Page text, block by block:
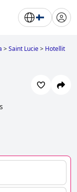
>Saint Lucie> Hotellit